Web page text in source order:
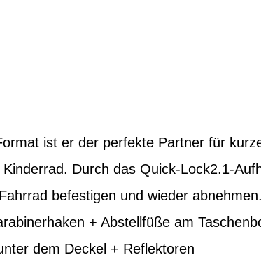
ist er der perfekte Partner für
Durch das Quick-Lock2.1-
befestigen und wieder
+ Abstellfüße am
dem Deckel + Reflektoren